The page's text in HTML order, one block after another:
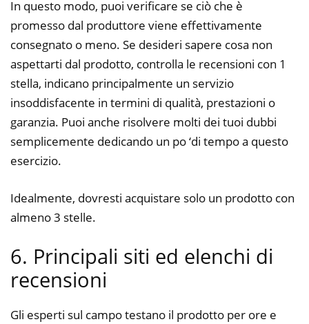
In questo modo, puoi verificare se ciò che è
promesso dal produttore viene effettivamente
consegnato o meno. Se desideri sapere cosa non
aspettarti dal prodotto, controlla le recensioni con 1
stella, indicano principalmente un servizio
insoddisfacente in termini di qualità, prestazioni o
garanzia. Puoi anche risolvere molti dei tuoi dubbi
semplicemente dedicando un po ‘di tempo a questo
esercizio.
Idealmente, dovresti acquistare solo un prodotto con
almeno 3 stelle.
6. Principali siti ed elenchi di
recensioni
Gli esperti sul campo testano il prodotto per ore e